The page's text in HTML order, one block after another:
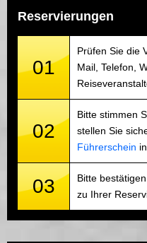
Reservierungen
01
Prüfen Sie die
Mail, Telefon,
02
Bitte stimmen
stellen Sie
Führerschein
03
Bitte
zu Ihrer